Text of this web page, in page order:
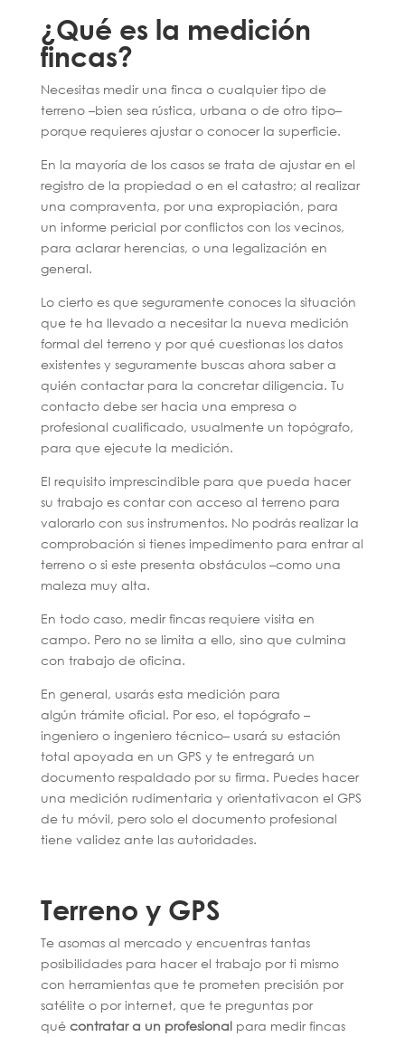
¿Qué es la medición
fincas?
Necesitas medir una finca o cualquier tipo de
terreno –bien sea rústica, urbana o de otro tipo–
porque requieres ajustar o conocer la superficie.
En la mayoría de los casos se trata de ajustar en el
registro de la propiedad o en el catastro; al realizar
una compraventa, por una expropiación, para
un informe pericial por conflictos con los vecinos,
para aclarar herencias, o una legalización en
general.
Lo cierto es que seguramente conoces la situación
que te ha llevado a necesitar la nueva medición
formal del terreno y por qué cuestionas los datos
existentes y seguramente buscas ahora saber a
quién contactar para la concretar diligencia. Tu
contacto debe ser hacia una empresa o
profesional cualificado, usualmente un topógrafo,
para que ejecute la medición.
El requisito imprescindible para que pueda hacer
su trabajo es contar con acceso al terreno para
valorarlo con sus instrumentos. No podrás realizar la
comprobación si tienes impedimento para entrar al
terreno o si este presenta obstáculos –como una
maleza muy alta.
En todo caso, medir fincas requiere visita en
campo. Pero no se limita a ello, sino que culmina
con trabajo de oficina.
En general, usarás esta medición para
algún trámite oficial. Por eso, el topógrafo –
ingeniero o ingeniero técnico– usará su estación
total apoyada en un GPS y te entregará un
documento respaldado por su firma. Puedes hacer
una medición rudimentaria y orientativacon el GPS
de tu móvil, pero solo el documento profesional
tiene validez ante las autoridades.
Terreno y GPS
Te asomas al mercado y encuentras tantas
posibilidades para hacer el trabajo por ti mismo
con herramientas que te prometen precisión por
satélite o por internet, que te preguntas por
qué contratar a un profesionalpara medir fincas